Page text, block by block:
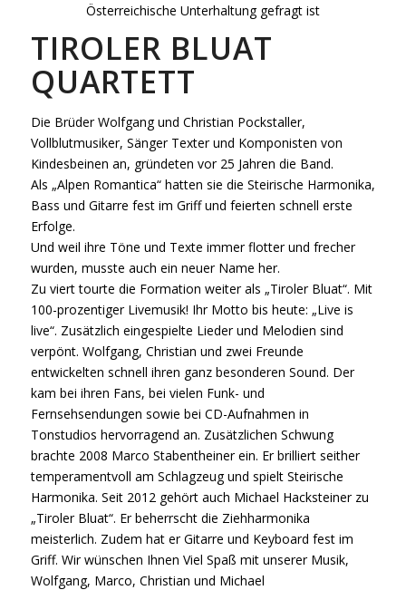
Österreichische Unterhaltung gefragt ist
TIROLER BLUAT
QUARTETT
Die Brüder Wolfgang und Christian Pockstaller,
Vollblutmusiker, Sänger Texter und Komponisten von
Kindesbeinen an, gründeten vor 25 Jahren die Band.
Als „Alpen Romantica“ hatten sie die Steirische Harmonika,
Bass und Gitarre fest im Griff und feierten schnell erste
Erfolge.
Und weil ihre Töne und Texte immer flotter und frecher
wurden, musste auch ein neuer Name her.
Zu viert tourte die Formation weiter als „Tiroler Bluat“. Mit
100-prozentiger Livemusik! Ihr Motto bis heute: „Live is
live“. Zusätzlich eingespielte Lieder und Melodien sind
verpönt. Wolfgang, Christian und zwei Freunde
entwickelten schnell ihren ganz besonderen Sound. Der
kam bei ihren Fans, bei vielen Funk- und
Fernsehsendungen sowie bei CD-Aufnahmen in
Tonstudios hervorragend an. Zusätzlichen Schwung
brachte 2008 Marco Stabentheiner ein. Er brilliert seither
temperamentvoll am Schlagzeug und spielt Steirische
Harmonika. Seit 2012 gehört auch Michael Hacksteiner zu
„Tiroler Bluat“. Er beherrscht die Ziehharmonika
meisterlich. Zudem hat er Gitarre und Keyboard fest im
Griff. Wir wünschen Ihnen Viel Spaß mit unserer Musik,
Wolfgang, Marco, Christian und Michael